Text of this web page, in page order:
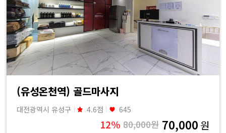
(유성온천역) 골드마사지
대전광역시 유성구 4.6점 645
12% 80,000원 70,000 원